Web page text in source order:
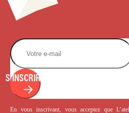
S'INSCRIRE
En vous inscrivant, vous acceptez que